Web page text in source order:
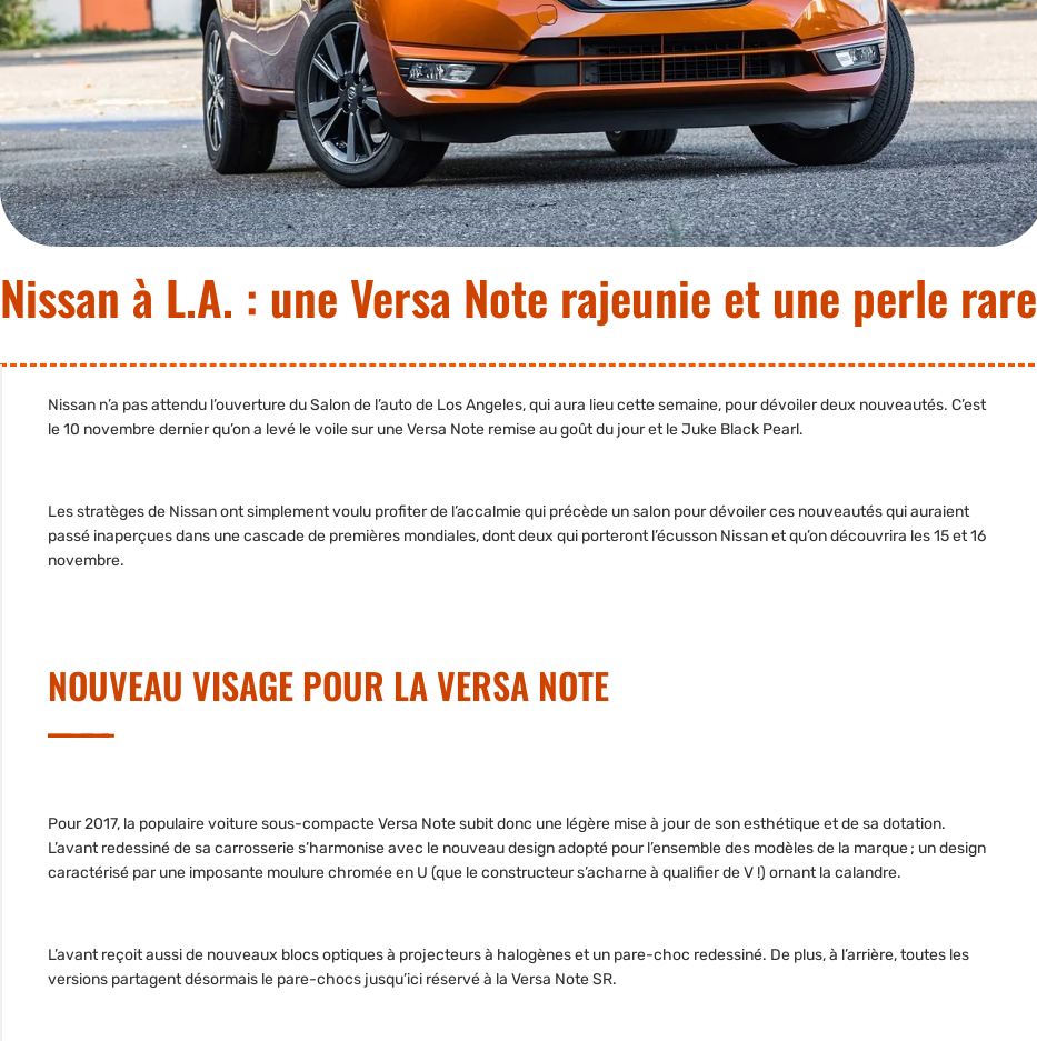
Nissan à L.A. : une Versa Note rajeunie et une perle rare
Nissan n’a pas attendu l’ouverture du Salon de l’auto de Los Angeles, qui aura lieu cette semaine, pour dévoiler deux nouveautés. C’est
le 10 novembre dernier qu’on a levé le voile sur une Versa Note remise au goût du jour et le Juke Black Pearl.
Les stratèges de Nissan ont simplement voulu profiter de l’accalmie qui précède un salon pour dévoiler ces nouveautés qui auraient
passé inaperçues dans une cascade de premières mondiales, dont deux qui porteront l’écusson Nissan et qu’on découvrira les 15 et 16
novembre.
NOUVEAU VISAGE POUR LA VERSA NOTE
Pour 2017, la populaire voiture sous-compacte Versa Note subit donc une légère mise à jour de son esthétique et de sa dotation.
L’avant redessiné de sa carrosserie s’harmonise avec le nouveau design adopté pour l’ensemble des modèles de la marque ; un design
caractérisé par une imposante moulure chromée en U (que le constructeur s’acharne à qualifier de V !) ornant la calandre.
L’avant reçoit aussi de nouveaux blocs optiques à projecteurs à halogènes et un pare-choc redessiné. De plus, à l’arrière, toutes les
versions partagent désormais le pare-chocs jusqu’ici réservé à la Versa Note SR.